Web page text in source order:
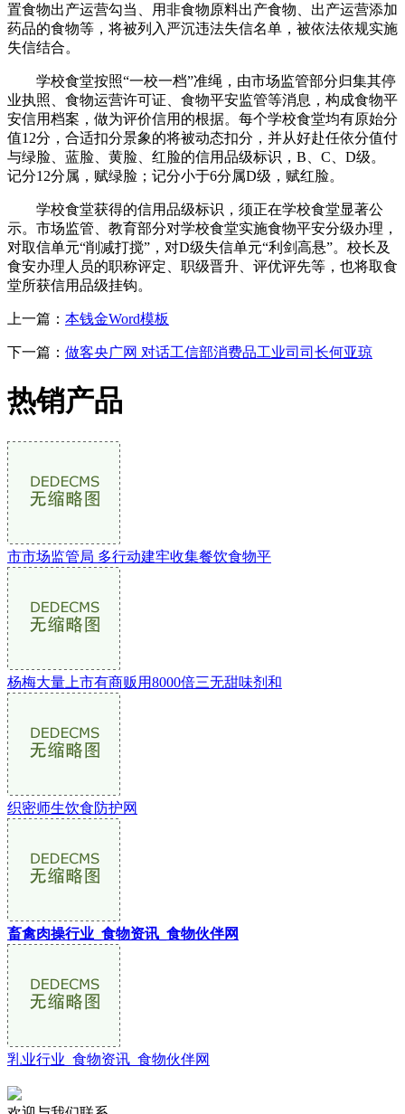
置食物出产运营勾当、用非食物原料出产食物、出产运营添加
药品的食物等，将被列入严沉违法失信名单，被依法依规实施
失信结合。
学校食堂按照“一校一档”准绳，由市场监管部分归集其停
业执照、食物运营许可证、食物平安监管等消息，构成食物平
安信用档案，做为评价信用的根据。每个学校食堂均有原始分
值12分，合适扣分景象的将被动态扣分，并从好赴任依分值付
与绿脸、蓝脸、黄脸、红脸的信用品级标识，B、C、D级。
记分12分属，赋绿脸；记分小于6分属D级，赋红脸。
学校食堂获得的信用品级标识，须正在学校食堂显著公
示。市场监管、教育部分对学校食堂实施食物平安分级办理，
对取信单元“削减打搅”，对D级失信单元“利剑高悬”。校长及
食安办理人员的职称评定、职级晋升、评优评先等，也将取食
堂所获信用品级挂钩。
上一篇： 本钱金Word模板
下一篇： 做客央广网 对话工信部消费品工业司司长何亚琼
热销产品
市市场监管局 多行动建牢收集餐饮食物平
杨梅大量上市有商贩用8000倍三无甜味剂和
织密师生饮食防护网
畜禽肉操行业_食物资讯_食物伙伴网
乳业行业_食物资讯_食物伙伴网